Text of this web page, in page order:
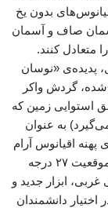
بدون یخ
صاف و آسمان
متعادل کنند.
پدیده‌ی «نوسان
گردش واکر
استوایی زمین که
به عنوان
پهنه اقیانوس آرام
در سال‌های وقوع ال‌نینو و لانینا، تقارن را در موقعیت ۲۷ درجه
ابزار جدید و
دانشمندان